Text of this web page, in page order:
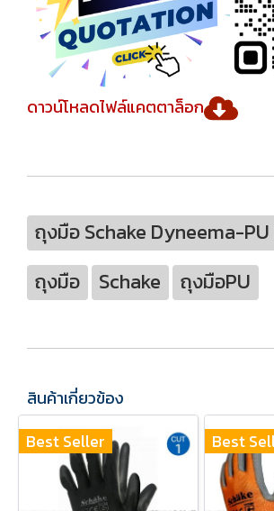
ดาวน์โหลดไฟล์แคตตาล็อก
ถุงมือ Schake Dyneema-PU
ถุงมือ
Schake ถุงมือPU
สินค้าเกี่ยวข้อง
Best Seller
Best